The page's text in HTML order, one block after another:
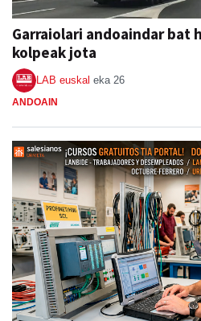
Garraiolari andoaindar bat
kolpeak jota
LAB euskal eka 26
ANDOAIN